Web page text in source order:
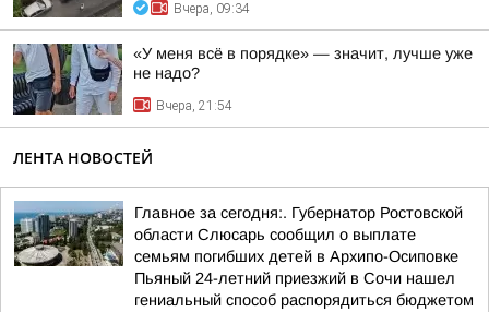
Вчера, 09:34
«У меня всё в порядке» — значит, лучше уже
не надо?
Вчера, 21:54
ЛЕНТА НОВОСТЕЙ
Главное за сегодня:. Губернатор Ростовской
области Слюсарь сообщил о выплате
семьям погибших детей в Архипо-Осиповке
Пьяный 24-летний приезжий в Сочи нашел
гениальный способ распорядиться бюджетом